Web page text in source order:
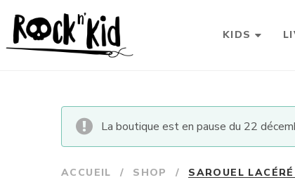
KIDS
La boutique est en pause du 22
ACCUEIL / SHOP / SAROUEL